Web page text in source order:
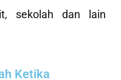
sekolah dan lain
Ketika